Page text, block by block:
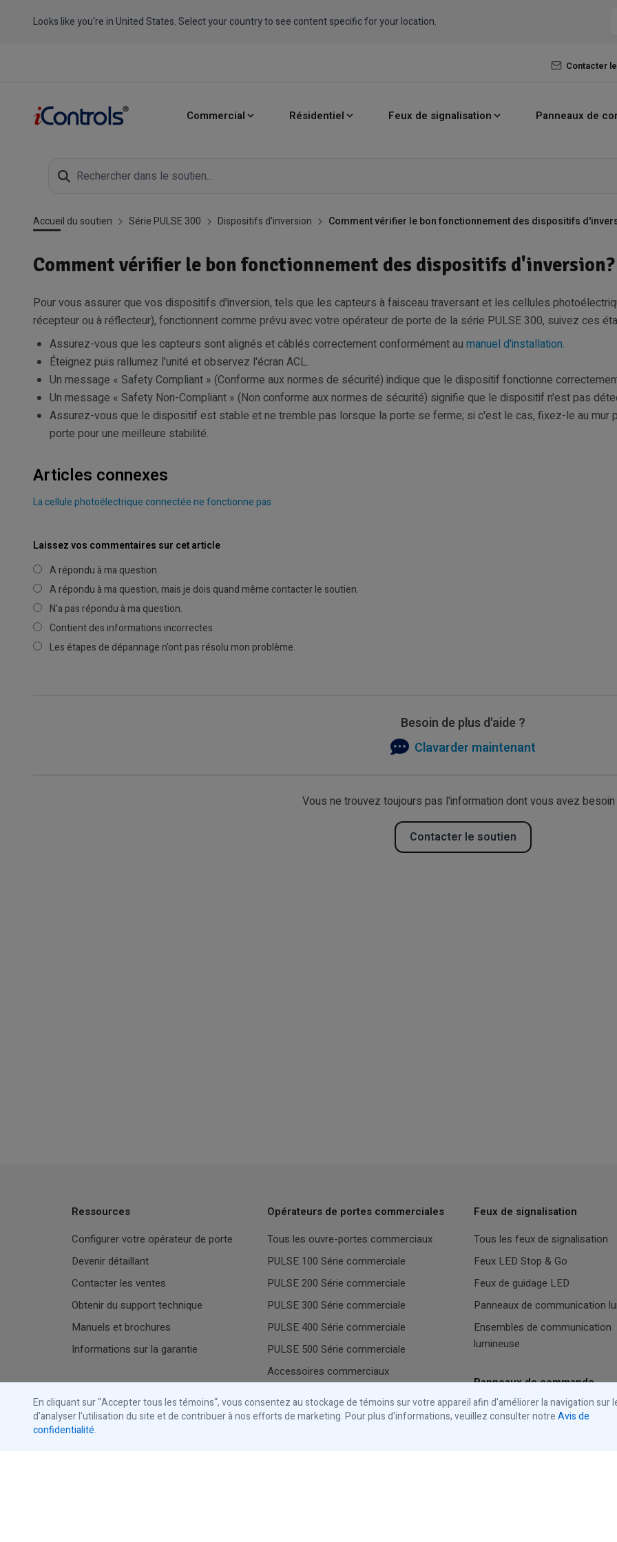
Looks like you're in United States. Select your country to see content specific for your location.
Contacter
Commercial Résidentiel Feux de signalisation Panneaux de
Accueil du soutien Série PULSE 300 Dispositifs d'inversion Comment vérifier le bon fonctionnement des dispositifs
Comment vérifier le bon fonctionnement des dispositifs d'inversion?
Pour vous assurer que vos dispositifs d'inversion, tels que les capteurs à faisceau traversant et les cellules
récepteur ou à réflecteur), fonctionnent comme prévu avec votre opérateur de porte de la série PULSE 300, suivez ces
Assurez-vous que les capteurs sont alignés et câblés correctement conformément au manuel d'installation.
Éteignez puis rallumez l'unité et observez l'écran ACL.
Un message « Safety Compliant » (Conforme aux normes de sécurité) indique que le dispositif fonctionne
Un message « Safety Non-Compliant » (Non conforme aux normes de sécurité) signifie que le dispositif n'est pas
Assurez-vous que le dispositif est stable et ne tremble pas lorsque la porte se ferme; si c'est le cas, fixez-le au mur
porte pour une meilleure stabilité.
Articles connexes
La cellule photoélectrique connectée ne fonctionne pas
Laissez vos commentaires sur cet article
A répondu à ma question.
A répondu à ma question, mais je dois quand même contacter le soutien.
N'a pas répondu à ma question.
Contient des informations incorrectes.
Les étapes de dépannage n'ont pas résolu mon problème.
Besoin de plus d'aide ?
Clavarder maintenant
Vous ne trouvez toujours pas l'information dont vous avez
Contacter le soutien
Ressources
Configurer votre opérateur de porte
Devenir détaillant
Contacter les ventes
Obtenir du support technique
Manuels et brochures
Informations sur la garantie
Store
Magasiner les feux de signalisation
Magasiner les accessoires
Opérateurs de portes commerciales
Tous les ouvre-portes commerciaux
PULSE 100 Série commerciale
PULSE 200 Série commerciale
PULSE 300 Série commerciale
PULSE 400 Série commerciale
PULSE 500 Série commerciale
Accessoires commerciaux
Ouvre-portes de garage résidentiels
Feux de signalisation
Tous les feux de signalisation
Feux LED Stop & Go
Feux de guidage LED
Panneaux de communication
Ensembles de communication
lumineuse
Panneaux de commande
Tous les panneaux de
En cliquant sur “Accepter tous les témoins“, vous consentez au stockage de témoins sur votre appareil afin d'améliorer la navigation sur
d'analyser l'utilisation du site et de contribuer à nos efforts de marketing. Pour plus d'informations, veuillez consulter notreAvis de
confidentialité.